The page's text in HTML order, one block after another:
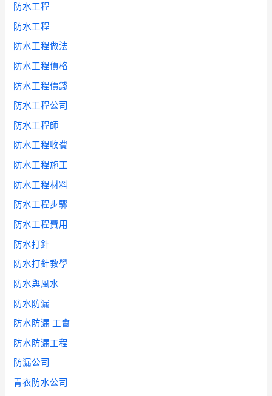
防水工程
防水工程
防水工程做法
防水工程價格
防水工程價錢
防水工程公司
防水工程師
防水工程收費
防水工程施工
防水工程材料
防水工程步驟
防水工程費用
防水打針
防水打針教學
防水與風水
防水防漏
防水防漏 工會
防水防漏工程
防漏公司
青衣防水公司